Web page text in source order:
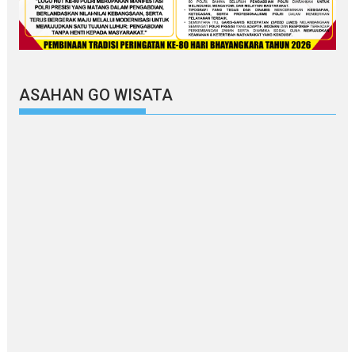
ASAHAN GO WISATA